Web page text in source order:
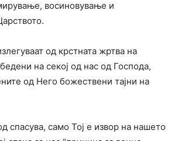
восиновување и
од крстната жртва на
на секој од нас од Господа,
од Него божествени тајни на
спасува, само Тој е извор на нашето